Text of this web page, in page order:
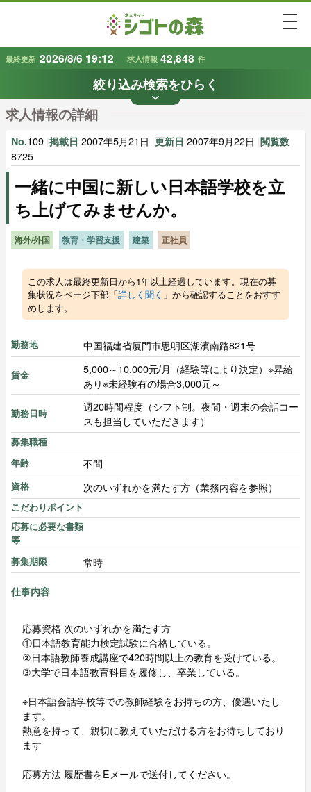
最終更新 2026/8/6 19:12 求人情報 42,848 件
絞り込み検索をひらく
keyboard_arrow_down
条件から探す
地域で探す 業種 で探す
雇用形態で探す 賃金 で探す
キーワードで探す
求人情報の詳細
No.109 掲載日 2007年5月21日 更新日 2007年9月22日 閲覧数
8725
一緒に中国に新しい日本語学校を立
ち上げてみませんか。
海外/外国 教育・学習支援 建築 正社員
この求人は最終更新日から1年以上経過しています。現在の募
集状況をページ下部「詳しく聞く 」から確認することをおすす
めします。
勤務地 中国福建省厦門市思明区湖濱南路821号
賃金
5,000～10,000元/月（経験等により決定）※昇給
あり※未経験有の場合3,000元～
勤務日時
週20時間程度（シフト制。夜間・週末の会話コー
スも担当していただきます）
募集職種
年齢
不問
資格 次のいずれかを満たす方（業務内容を参照）
こだわりポイント
応募に必要な書類
等
募集期限
常時
仕事内容
応募資格 次のいずれかを満たす方
①日本語教育能力検定試験に合格している。
②日本語教師養成講座で420時間以上の教育を受けている。
③大学で日本語教育科目を履修し、卒業している。
※日本語会話学校等での教師経験をお持ちの方、優遇いたし
ます。
熱意を持って、親切に教えていただける方をお待ちしており
ます
応募方法 履歴書をEメールで送付してください。